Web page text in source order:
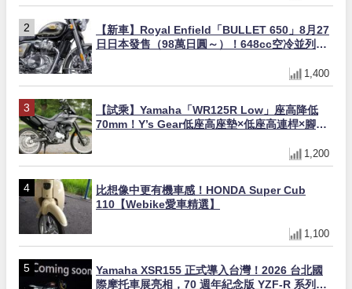
【新車】Royal Enfield「BULLET 650」8月27
日日本發售（98萬日圓～）！648cc空冷並列雙
1,400
【試乘】Yamaha「WR125R Low」座高降低
70mm！Y’s Gear低座高座墊×低座高連桿×腳踏
1,200
比想像中更有機車感！HONDA Super Cub
110【Webike愛車精選】
1,100
Yamaha XSR155 正式導入台灣！2026 台北國
際摩托車展亮相，70 週年紀念版 YZF-R 系列限